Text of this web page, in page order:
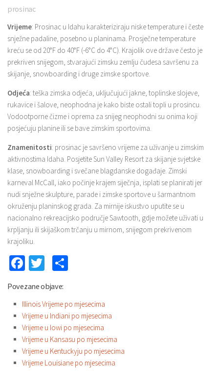
prosinac
Vrijeme: Prosinac u Idahu karakteriziraju niske temperature i česte
snježne padaline, posebno u planinama. Prosječne temperature
kreću se od 20°F do 40°F (-6°C do 4°C). Krajolik ove države često je
prekriven snijegom, stvarajući zimsku zemlju čudesa savršenu za
skijanje, snowboarding i druge zimske sportove.
Odjeća: teška zimska odjeća, uključujući jakne, toplinske slojeve,
rukavice i šalove, neophodna je kako biste ostali topli u prosincu.
Vodootporne čizme i oprema za snijeg neophodni su onima koji
posjećuju planine ili se bave zimskim sportovima.
Znamenitosti: prosinac je savršeno vrijeme za uživanje u zimskim
aktivnostima Idaha. Posjetite Sun Valley Resort za skijanje svjetske
klase, snowboarding i svečane blagdanske događaje. Zimski
karneval McCall, iako počinje krajem siječnja, isplati se planirati jer
nudi snježne skulpture, parade i zimske sportove u šarmantnom
okruženju planinskog grada. Za mirnije iskustvo uputite se u
nacionalno rekreacijsko područje Sawtooth, gdje možete uživati ​​u
krpljanju ili skijaškom trčanju u mirnom, snijegom prekrivenom
krajoliku.
Facebook
Twitter
Povezane objave:
Illinois Vrijeme po mjesecima
Vrijeme u Indiani po mjesecima
Vrijeme u Iowi po mjesecima
Vrijeme u Kansasu po mjesecima
Vrijeme u Kentuckyju po mjesecima
Vrijeme Louisiane po mjesecima